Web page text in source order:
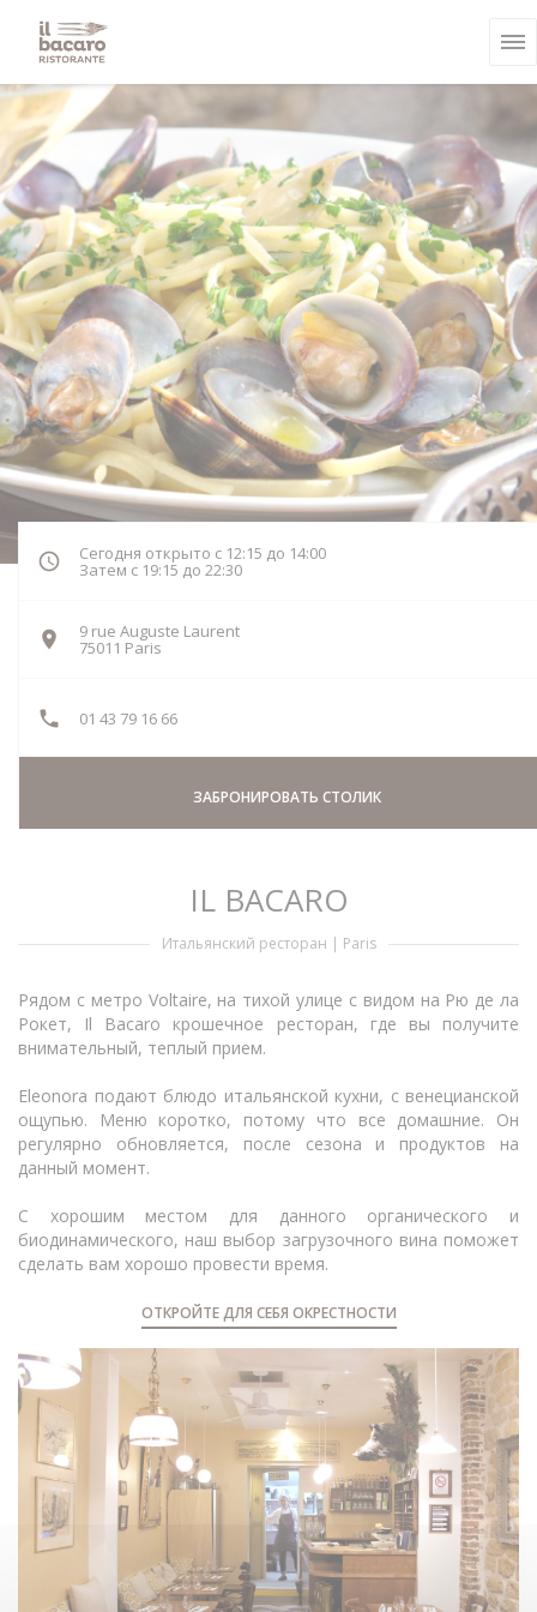
Сегодня открыто с 12:15 до 14:00
Затем с 19:15 до 22:30
9 rue Auguste Laurent
75011 Paris
01 43 79 16 66
ЗАБРОНИРОВАТЬ СТОЛИК
IL BACARO
Итальянский ресторан | Paris
Рядом с метро Voltaire, на тихой улице с видом на Рю де ла
Рокет, Il Bacaro крошечное ресторан, где вы получите
внимательный, теплый прием.
Eleonora подают блюдо итальянской кухни, с венецианской
ощупью. Меню коротко, потому что все домашние. Он
регулярно обновляется, после сезона и продуктов на
данный момент.
С хорошим местом для данного органического и
биодинамического, наш выбор загрузочного вина поможет
сделать вам хорошо провести время.
ОТКРОЙТЕ ДЛЯ СЕБЯ ОКРЕСТНОСТИ